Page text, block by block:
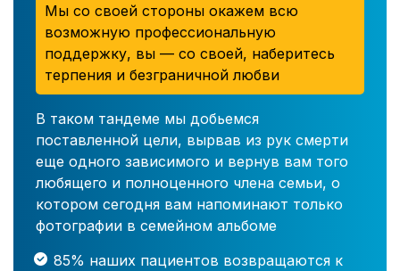
Мы со своей стороны окажем всю
возможную профессиональную
поддержку, вы — со своей, наберитесь
терпения и безграничной любви
В таком тандеме мы добьемся
поставленной цели, вырвав из рук смерти
еще одного зависимого и вернув вам того
любящего и полноценного члена семьи, о
котором сегодня вам напоминают только
фотографии в семейном альбоме
85% наших пациентов возвращаются к